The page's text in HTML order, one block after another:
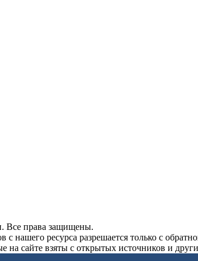
Все права защищены.
нашего ресурса разрешается только с
на сайте взяты с открытых источников и